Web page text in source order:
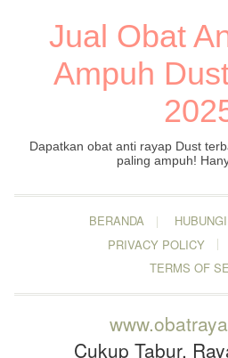
Jual Obat
Ampuh
Dapatkan obat anti rayap Dust
paling ampuh!
BERANDA
PRIVACY POLICY
TERMS OF
Cukup Tabur,